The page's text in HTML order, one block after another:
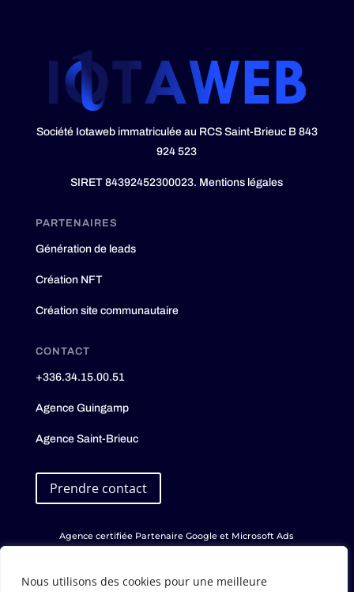
Nous utilisons des cookies pour une meilleure
Société Iotaweb immatriculée au RCS Saint-Brieuc B 843
924 523
SIRET 84392452300023. Mentions légales
PARTENAIRES
Génération de leads
Création NFT
Création site communautaire
CONTACT
+336.34.15.00.51
Agence Guingamp
Agence Saint-Brieuc
Prendre contact
Agence certifiée Partenaire Google et Microsoft Ads